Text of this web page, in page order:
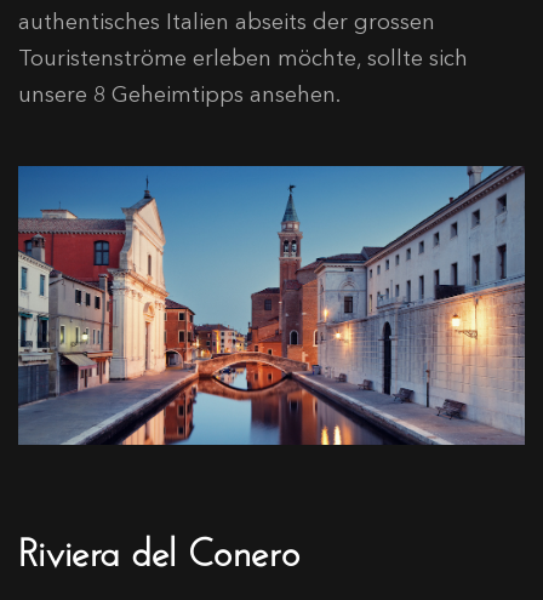
authentisches Italien abseits der grossen
Touristenströme erleben möchte, sollte sich
unsere 8 Geheimtipps ansehen.
Riviera del Conero